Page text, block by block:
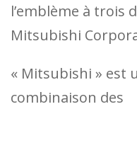
l’emblème à trois
Mitsubishi
« Mitsubishi » est
combinaison des